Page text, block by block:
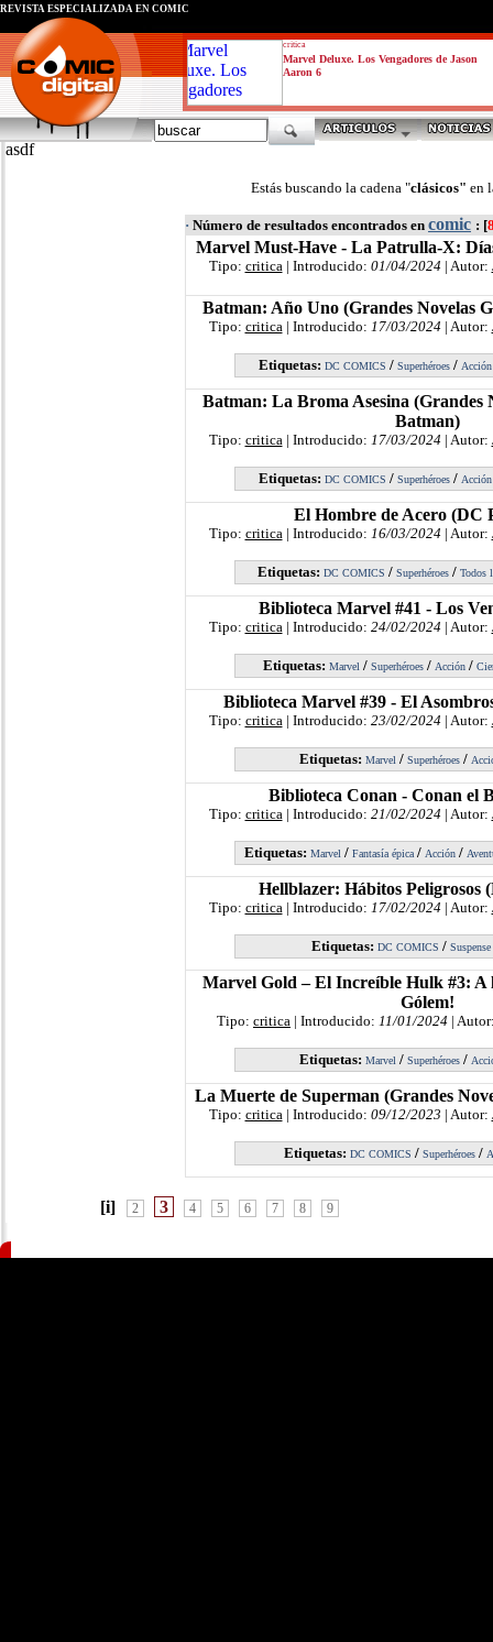
critica
Marvel Deluxe. Los Vengadores de Jason
Aaron 6
REVISTA ESPECIALIZADA EN CÓMIC
asdf
Estás buscando la cadena "clásicos" en
· Número de resultados encontrados en comic : [
Marvel Must-Have - La Patrulla-X:
Tipo: critica| Introducido: 01/04/2024| Autor:
Batman: Año Uno (Grandes Novelas
Tipo: critica| Introducido: 17/03/2024| Autor:
Etiquetas: DC COMICS / Superhéroes/ Acción
Batman: La Broma Asesina (Grandes
Batman)
Tipo: critica| Introducido: 17/03/2024| Autor:
Etiquetas: DC COMICS / Superhéroes/ Acción
El Hombre de Acero (DC
Tipo: critica| Introducido: 16/03/2024| Autor:
Etiquetas: DC COMICS / Superhéroes / Todos
Biblioteca Marvel #41 - Los
Tipo: critica| Introducido: 24/02/2024| Autor:
Etiquetas: Marvel / Superhéroes / Acción /
Biblioteca Marvel #39 - El
Tipo: critica| Introducido: 23/02/2024| Autor:
Etiquetas: Marvel / Superhéroes /
Biblioteca Conan - Conan el
Tipo: critica| Introducido: 21/02/2024| Autor:
Etiquetas: Marvel / Fantasía épica / Acción /
Hellblazer: Hábitos Peligrosos
Tipo: critica| Introducido: 17/02/2024| Autor:
Etiquetas: DC COMICS / Suspense
Marvel Gold – El Increíble Hulk #3: A
Gólem!
Tipo: critica | Introducido: 11/01/2024 |
Etiquetas: Marvel / Superhéroes /
La Muerte de Superman (Grandes
Tipo: critica| Introducido: 09/12/2023 | Autor:
Etiquetas: DC COMICS / Superhéroes /
[i] 2 3 4 5 6 7 8 9